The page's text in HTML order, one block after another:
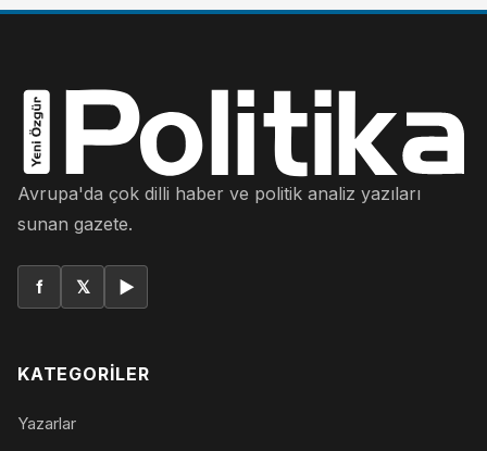
Avrupa'da çok dilli haber ve politik analiz yazıları
sunan gazete.
f 𝕏 ▶
KATEGORILER
Yazarlar